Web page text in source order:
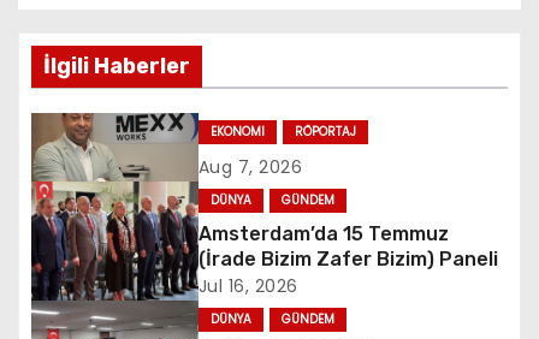
t
n
a
v
i
g
İlgili Haberler
EKONOMI RÖPORTAJ
Aug 7, 2026
DÜNYA GÜNDEM
Amsterdam’da 15 Temmuz
(İrade Bizim Zafer Bizim) Paneli
Jul 16, 2026
DÜNYA GÜNDEM